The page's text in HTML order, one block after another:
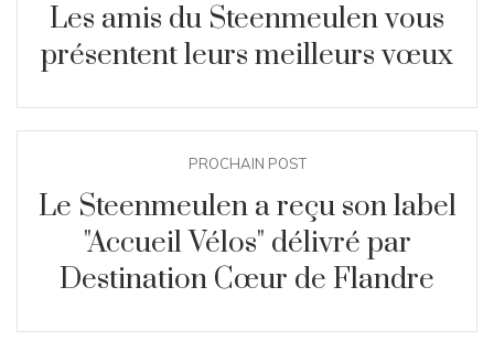
Les amis du Steenmeulen vous
présentent leurs meilleurs vœux
PROCHAIN POST
Le Steenmeulen a reçu son label
"Accueil Vélos" délivré par
Destination Cœur de Flandre